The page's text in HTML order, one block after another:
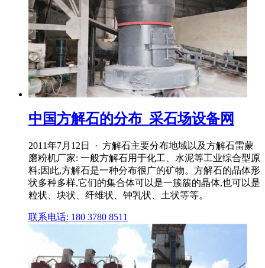
中国方解石的分布_采石场设备网
2011年7月12日 · 方解石主要分布地域以及方解石雷蒙
磨粉机厂家: 一般方解石用于化工、水泥等工业综合型原
料;因此,方解石是一种分布很广的矿物。方解石的晶体形
状多种多样,它们的集合体可以是一簇簇的晶体,也可以是
粒状、块状、纤维状、钟乳状、土状等等。
联系电话: 180 3780 8511